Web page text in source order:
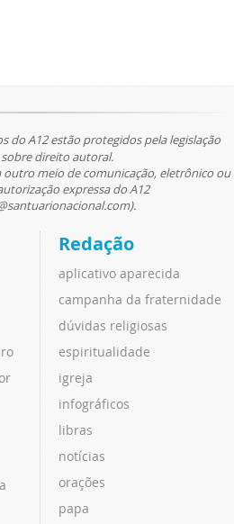
do A12 estão protegidos pela legislação
direito autoral.
meio de comunicação, eletrônico ou
expressa do A12
Redação
aplicativo aparecida
campanha da fraternidade
dúvidas religiosas
espiritualidade
igreja
infográficos
libras
notícias
orações
papa